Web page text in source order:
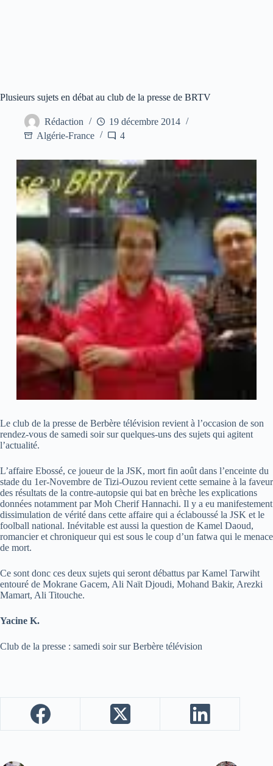
Plusieurs sujets en débat au club de la presse de BRTV
Rédaction
19 décembre 2014
Algérie-France
4
Le club de la presse de Berbère télévision revient à l’occasion de son
rendez-vous de samedi soir sur quelques-uns des sujets qui agitent
l’actualité.
L’affaire Ebossé, ce joueur de la JSK, mort fin août dans l’enceinte du
stade du 1er-Novembre de Tizi-Ouzou revient cette semaine à la faveur
des résultats de la contre-autopsie qui bat en brèche les explications
données notamment par Moh Cherif Hannachi. Il y a eu manifestement
dissimulation de vérité dans cette affaire qui a éclaboussé la JSK et le
foolball national. Inévitable est aussi la question de Kamel Daoud,
romancier et chroniqueur qui est sous le coup d’un fatwa qui le menace
de mort.
Ce sont donc ces deux sujets qui seront débattus par Kamel Tarwiht
entouré de Mokrane Gacem, Ali Naït Djoudi, Mohand Bakir, Arezki
Mamart, Ali Titouche.
Yacine K.
Club de la presse : samedi soir sur Berbère télévision